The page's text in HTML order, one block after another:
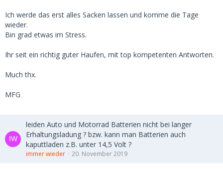
Ich werde das erst alles Sacken lassen und komme die Tage
wieder.
Bin grad etwas im Stress.
Ihr seit ein richtig guter Haufen, mit top kompetenten Antworten.
Much thx.
MFG
leiden Auto und Motorrad Batterien nicht bei langer
Erhaltungsladung ? bzw. kann man Batterien auch
kaputtladen z.B. unter 14,5 Volt ?
immer wieder 20. November 2019